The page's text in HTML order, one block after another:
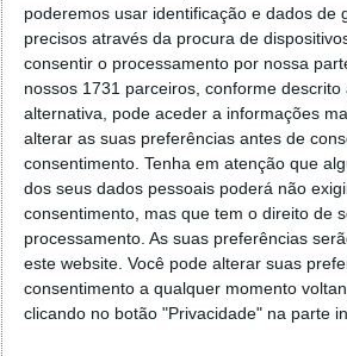
poderemos usar identificação e dados de
precisos através da procura de
consentir o processamento por nossa
nossos 1731 parceiros, conforme descrito
alternativa, pode aceder a informações
alterar as suas preferências antes de
consentimento. Tenha em atenção que
dos seus dados pessoais poderá não
consentimento, mas que tem o direito de
processamento. As suas preferências
este website. Você pode alterar suas
consentimento a qualquer momento
clicando no botão "Privacidade" na parte
ASUS GeForce GT 730 -